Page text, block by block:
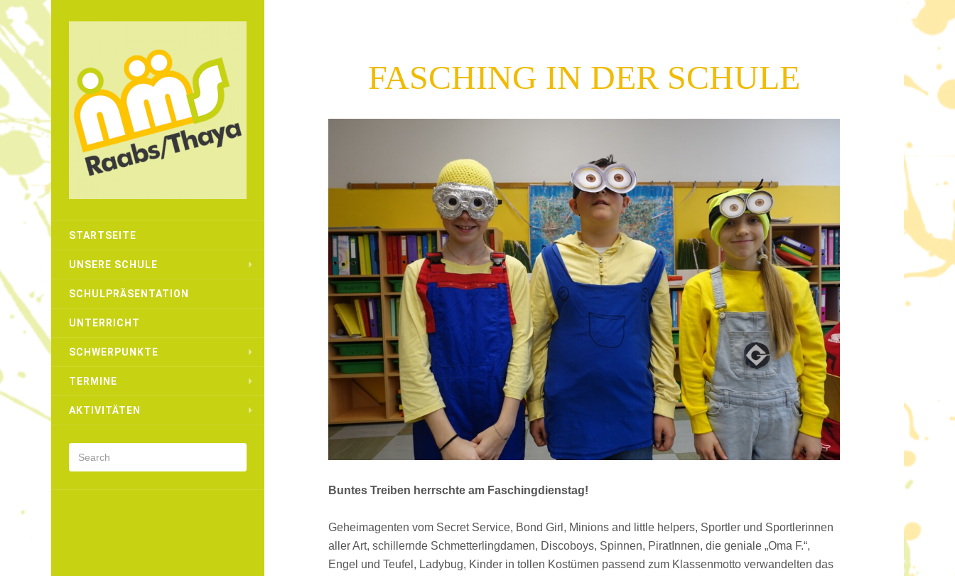
STARTSEITE
UNSERE SCHULE
SCHULPRÄSENTATION
UNTERRICHT
SCHWERPUNKTE
TERMINE
AKTIVITÄTEN
FASCHING IN DER SCHULE
Buntes Treiben herrschte am Faschingdienstag!
Geheimagenten vom Secret Service, Bond Girl, Minions and little helpers, Sportler und Sportlerinnen
aller Art, schillernde Schmetterlingdamen, Discoboys, Spinnen, PiratInnen, die geniale „Oma F.“,
Engel und Teufel, Ladybug, Kinder in tollen Kostümen passend zum Klassenmotto verwandelten das